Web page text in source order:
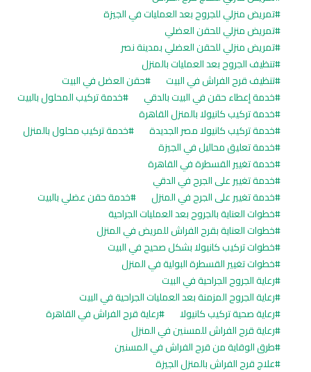
تمريض منزلي للجروح بعد العمليات في الجيزة
تمريض منزلي للحقن العضلي
تمريض منزلي للحقن العضلي بمدينة نصر
تنظيف الجروح بعد العمليات بالمنزل
تنظيف قرح الفراش في البيت
حقن العضل في البيت
خدمة إعطاء حقن في البيت بالدقي
خدمة تركيب المحلول بالبيت
خدمة تركيب كانيولا بالمنزل القاهرة
خدمة تركيب كانيولا مصر الجديدة
خدمة تركيب محلول بالمنزل
خدمة تعليق محاليل في الجيزة
خدمة تغيير القسطرة في القاهرة
خدمة تغيير على الجرح في الدقي
خدمة تغيير على الجرح في المنزل
خدمة حقن عضلي بالبيت
خطوات العناية بالجروح بعد العمليات الجراحية
خطوات العناية بقرح الفراش للمريض في المنزل
خطوات تركيب كانيولا بشكل صحيح في البيت
خطوات تغيير القسطرة البولية في المنزل
رعاية الجروح الجراحية في البيت
رعاية الجروح المزمنة بعد العمليات الجراحية في البيت
رعاية صحية تركيب كانيولا
رعاية قرح الفراش في القاهرة
رعاية قرح الفراش للمسنين في المنزل
طرق الوقاية من قرح الفراش في المسنين
علاج قرح الفراش بالمنزل الجيزة